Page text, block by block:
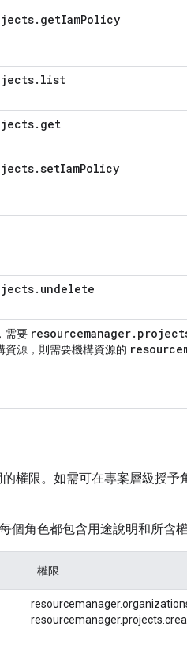
. getIamPolicy
. list
. get
.setIamPolicy
. undelete
需要 resourcemanager.
資源，則需要機構資源的
權限。如需可在專案層級授予
個角色都包含用途說明和所含權
權限
resourcemanager.
resourcemanager.projects.